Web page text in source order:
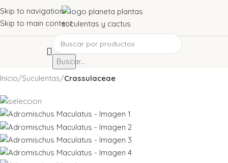
Skip to navigation
Skip to main content
Buscar...
Inicio Suculentas Crassulaceae